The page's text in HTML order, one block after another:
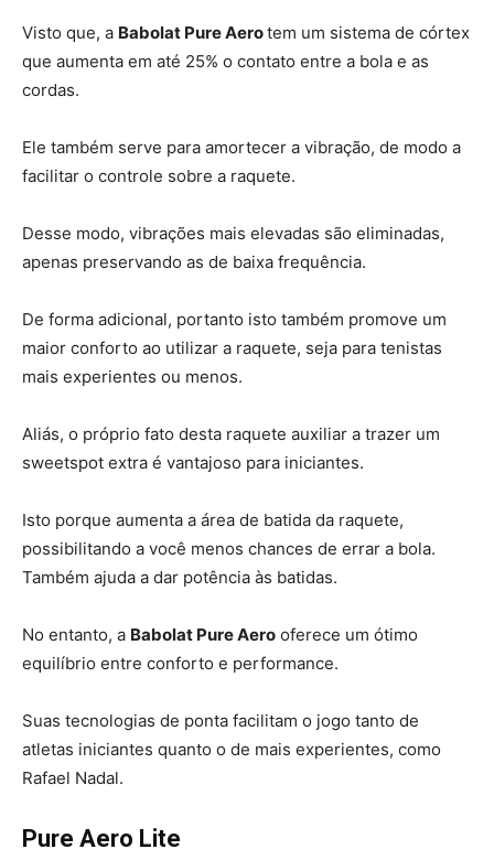
Visto que, a Babolat Pure Aerotem um sistema de córtex
que aumenta em até 25% o contato entre a bola e as
cordas.
Ele também serve para amortecer a vibração, de modo a
facilitar o controle sobre a raquete.
Desse modo, vibrações mais elevadas são eliminadas,
apenas preservando as de baixa frequência.
De forma adicional, portanto isto também promove um
maior conforto ao utilizar a raquete, seja para tenistas
mais experientes ou menos.
Aliás, o próprio fato desta raquete auxiliar a trazer um
sweetspot extra é vantajoso para iniciantes.
Isto porque aumenta a área de batida da raquete,
possibilitando a você menos chances de errar a bola.
Também ajuda a dar potência às batidas.
No entanto, a Babolat Pure Aero oferece um ótimo
equilíbrio entre conforto e performance.
Suas tecnologias de ponta facilitam o jogo tanto de
atletas iniciantes quanto o de mais experientes, como
Rafael Nadal.
Pure Aero Lite